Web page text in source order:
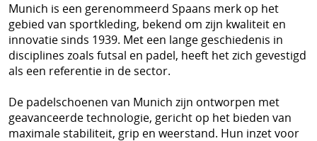
Munich is een gerenommeerd Spaans merk op het
gebied van sportkleding, bekend om zijn kwaliteit en
innovatie sinds 1939. Met een lange geschiedenis in
disciplines zoals futsal en padel, heeft het zich gevestigd
als een referentie in de sector.
De padelschoenen van Munich zijn ontworpen met
geavanceerde technologie, gericht op het bieden van
maximale stabiliteit, grip en weerstand. Hun inzet voor